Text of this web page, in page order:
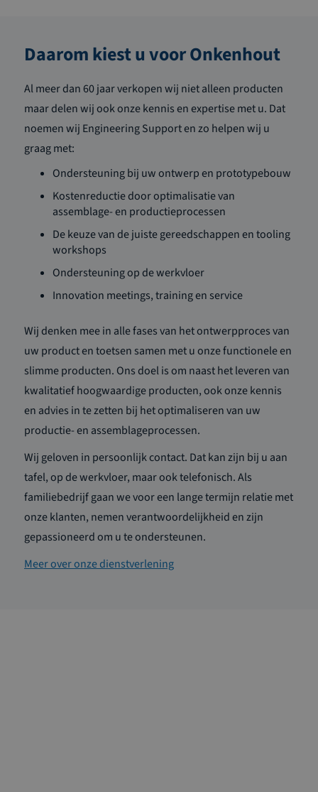
Daarom kiest u voor Onkenhout
Al meer dan 60 jaar verkopen wij niet alleen producten
maar delen wij ook onze kennis en expertise met u. Dat
noemen wij Engineering Support en zo helpen wij u
graag met:
Ondersteuning bij uw ontwerp en prototypebouw
Kostenreductie door optimalisatie van
assemblage- en productieprocessen
De keuze van de juiste gereedschappen en tooling
workshops
Ondersteuning op de werkvloer
Innovation meetings, training en service
Wij denken mee in alle fases van het ontwerpproces van
uw product en toetsen samen met u onze functionele en
slimme producten. Ons doel is om naast het leveren van
kwalitatief hoogwaardige producten, ook onze kennis
en advies in te zetten bij het optimaliseren van uw
productie- en assemblageprocessen.
Wij geloven in persoonlijk contact. Dat kan zijn bij u aan
tafel, op de werkvloer, maar ook telefonisch. Als
familiebedrijf gaan we voor een lange termijn relatie met
onze klanten, nemen verantwoordelijkheid en zijn
gepassioneerd om u te ondersteunen.
Meer over onze dienstverlening